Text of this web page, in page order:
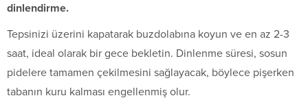
dinlendirme.
Tepsinizi üzerini kapatarak buzdolabına koyun ve en az 2-3
saat, ideal olarak bir gece bekletin. Dinlenme süresi, sosun
pidelere tamamen çekilmesini sağlayacak, böylece pişerken
tabanın kuru kalması engellenmiş olur.